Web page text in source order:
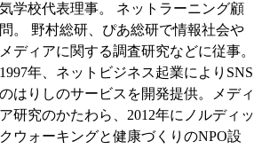
気学校代表理事。 ネットラーニング顧
問。 野村総研、ぴあ総研で情報社会や
メディアに関する調査研究などに従事。
1997年、ネットビジネス起業によりSNS
のはりしのサービスを開発提供。メディ
ア研究のかたわら、2012年にノルディッ
クウォーキングと健康づくりのNPO設